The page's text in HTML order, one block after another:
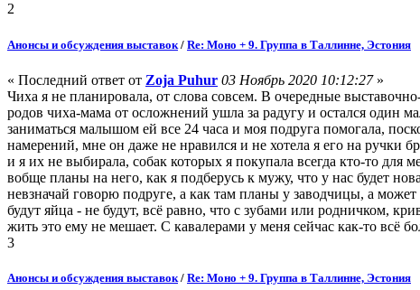
2
Анонсы и обсуждения выставок / Re: Моно + 9. Группа в Таллинне, Эстония
« Последний ответ от Zoja Puhur 03 Ноябрь 2020 10:12:27»
Чиха я не планировала, от слова совсем. В очередные
родов чиха-мама от осложнений ушла за радугу и остался один
заниматься малышом ей все 24 часа и моя подруга помогала,
намерений, мне он даже не нравился и не хотела я его на ручки
и я их не выбирала, собак которых я покупала всегда кто-то для
вобще планы на него, как я подберусь к мужу, что у нас будет
невзначай говорю подруге, а как там планы у заводчицы, а
будут яйца - не будут, всё равно, что с зубами или родничком,
жить это ему не мешает. С кавалерами у меня сейчас как-то всё
3
Анонсы и обсуждения выставок / Re: Моно + 9. Группа в Таллинне, Эстония